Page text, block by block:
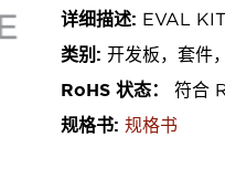
详细描述: EVAL
类别: 开发板，套件
RoHS 状态：
符合
规格书: 规格书